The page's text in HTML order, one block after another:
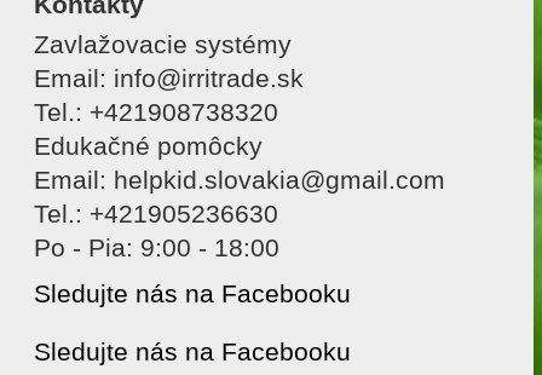
Zavlažovacie systémy
Email: info@irritrade.sk
Tel.: +421908738320
Edukačné pomôcky
Email: helpkid.slovakia@gmail.com
Tel.: +421905236630
Po - Pia: 9:00 - 18:00
Sledujte nás na Facebooku
Sledujte nás na Facebooku